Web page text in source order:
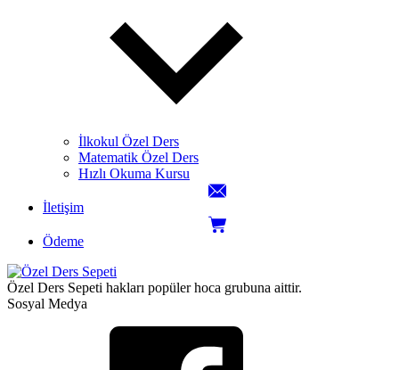
İlkokul Özel Ders
Matematik Özel Ders
Hızlı Okuma Kursu
İletişim
Ödeme
Özel Ders Sepeti hakları popüler hoca grubuna aittir.
Sosyal Medya